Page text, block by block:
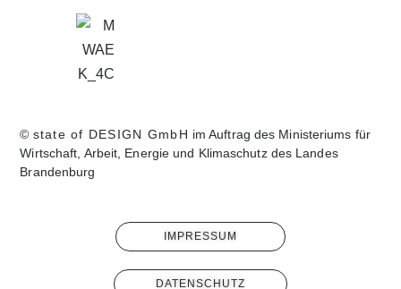
© state of DESIGN GmbH im Auftrag des Ministeriums für
Wirtschaft, Arbeit, Energie und Klimaschutz des Landes
Brandenburg
IMPRESSUM
DATENSCHUTZ